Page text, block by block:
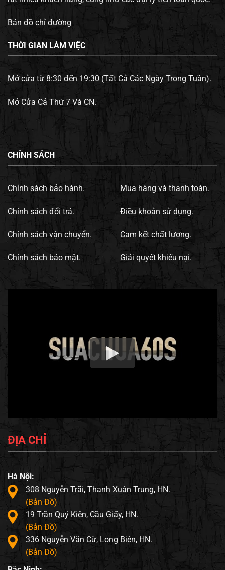
Bản đồ chỉ đường
THỜI GIAN LÀM VIỆC
Mở cửa từ 8:30 đến 19:30 (Tất Cả Các Ngày Trong Tuần).
Mở Cửa Cả Thứ 7 Và CN.
CHÍNH SÁCH
Chính sách bảo hành.
Chính sách đổi trả.
Chính sách vận chuyển.
Chính sách bảo mật.
Mua hàng và thanh toán.
Điều khoản sử dụng.
Cam kết chất lượng.
Giải quyết khiếu nại.
ĐỊA CHỈ
Hà Nội:
308 Nguyễn Trãi, Thanh Xuân Trung, HN.
(Bản Đồ)
19 Trần Quý Kiên, Cầu Giấy, HN.
(Bản Đồ)
336 Nguyễn Văn Cừ, Long Biên, HN.
(Bản Đồ)